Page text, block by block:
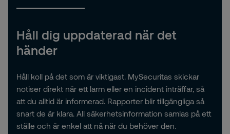
Håll dig uppdaterad när det
händer
Håll koll på det som är viktigast. MySecuritas skickar
notiser direkt när ett larm eller en incident inträffar, så
att du alltid är informerad. Rapporter blir tillgängliga så
snart de är klara. All säkerhetsinformation samlas på ett
ställe och är enkel att nå när du behöver den.